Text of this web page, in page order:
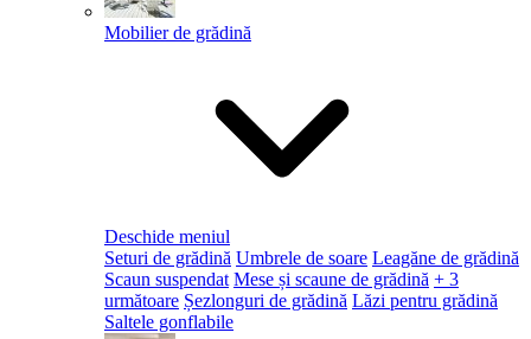
Mobilier de grădină
Deschide meniul
Seturi de grădină Umbrele de soare Leagăne de grădină
Scaun suspendat Mese și scaune de grădină + 3
următoare Șezlonguri de grădină Lăzi pentru grădină
Saltele gonflabile